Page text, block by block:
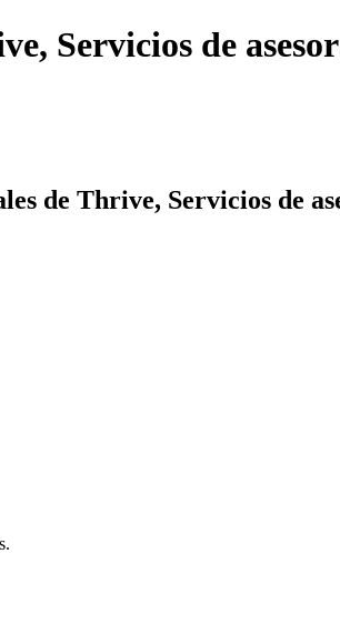
Servicios de
de Thrive, Servicios de